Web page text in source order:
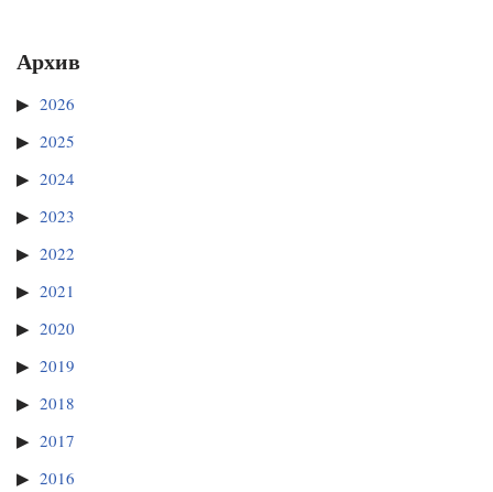
Архив
2026
2025
2024
2023
2022
2021
2020
2019
2018
2017
2016